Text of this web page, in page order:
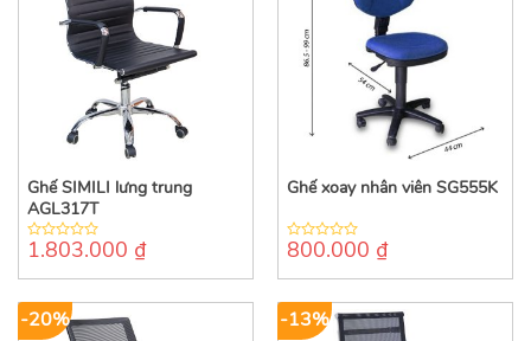
Ghế SIMILI lưng trung
AGL317T
0
of
1.803.000 ₫
Ghế xoay nhân viên SG555K
0
of
800.000 ₫
-20% -13%